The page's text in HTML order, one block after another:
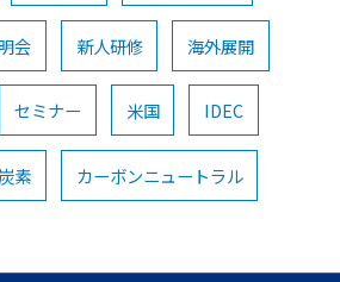
会 新人研修 海外展開
セミナー 米国 IDEC
素 カーボンニュートラル